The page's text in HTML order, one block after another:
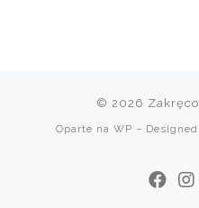
© 2026
Oparte na WP –